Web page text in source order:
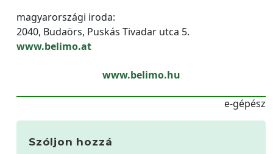
magyarországi iroda:
2040, Budaörs, Puskás Tivadar utca 5.
www.belimo.at
www.belimo.hu
e-gépész
Szóljon hozzá